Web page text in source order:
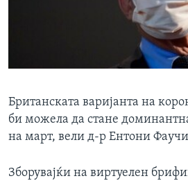
Британската варијанта на
би можела да стане
на март, вели д-р Ентони
Зборувајќи на виртуелен